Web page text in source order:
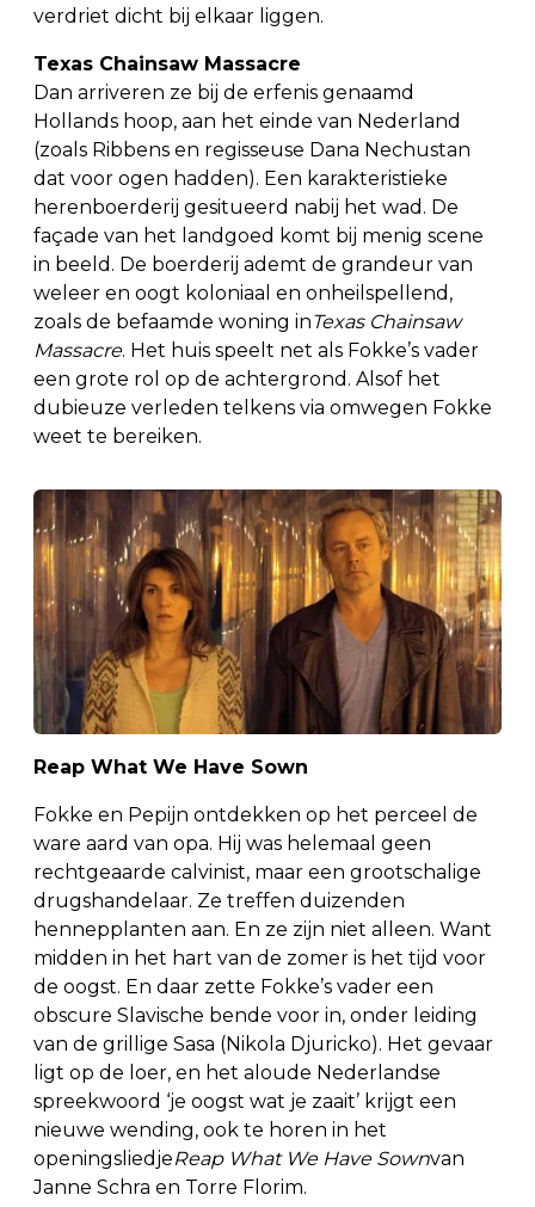
verdriet dicht bij elkaar liggen.
Texas Chainsaw Massacre
Dan arriveren ze bij de erfenis genaamd
Hollands hoop, aan het einde van Nederland
(zoals Ribbens en regisseuse Dana Nechustan
dat voor ogen hadden). Een karakteristieke
herenboerderij gesitueerd nabij het wad. De
façade van het landgoed komt bij menig scene
in beeld. De boerderij ademt de grandeur van
weleer en oogt koloniaal en onheilspellend,
zoals de befaamde woning inTexas Chainsaw
Massacre. Het huis speelt net als Fokke’s vader
een grote rol op de achtergrond. Alsof het
dubieuze verleden telkens via omwegen Fokke
weet te bereiken.
Reap What We Have Sown
Fokke en Pepijn ontdekken op het perceel de
ware aard van opa. Hij was helemaal geen
rechtgeaarde calvinist, maar een grootschalige
drugshandelaar. Ze treffen duizenden
hennepplanten aan. En ze zijn niet alleen. Want
midden in het hart van de zomer is het tijd voor
de oogst. En daar zette Fokke’s vader een
obscure Slavische bende voor in, onder leiding
van de grillige Sasa (Nikola Djuricko). Het gevaar
ligt op de loer, en het aloude Nederlandse
spreekwoord ‘je oogst wat je zaait’ krijgt een
nieuwe wending, ook te horen in het
openingsliedjeReap What We Have Sownvan
Janne Schra en Torre Florim.